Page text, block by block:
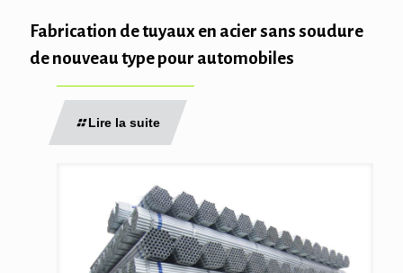
Fabrication de tuyaux en acier sans soudure
de nouveau type pour automobiles
Lire la suite